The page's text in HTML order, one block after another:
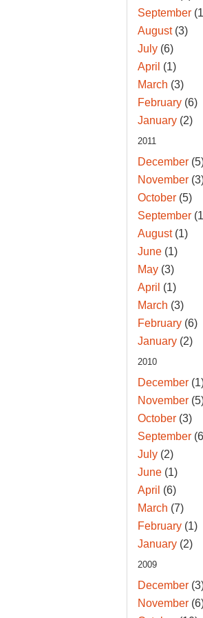
September
August(3)
July(6)
April (1)
March (3)
February(6)
January(2)
2011
December
November
October(5)
September
August(1)
June(1)
May(3)
April (1)
March (3)
February(6)
January(2)
2010
December
November
October(3)
September
July(2)
June(1)
April (6)
March (7)
February(1)
January(2)
2009
December
November